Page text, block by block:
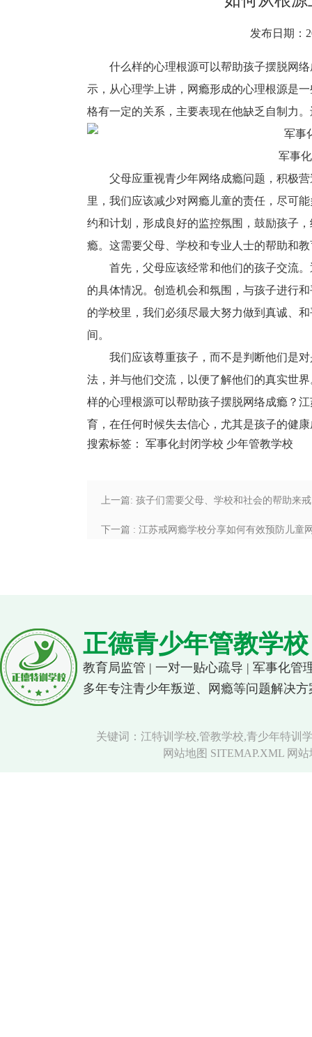
发布日期：
什么样的心理根源可以帮助孩子摆脱网
示，从心理学上讲，网瘾形成的心理根源是
格有一定的关系，主要表现在他缺乏自制力
军事
父母应重视青少年网络成瘾问题，积极
里，我们应该减少对网瘾儿童的责任，尽可
约和计划，形成良好的监控氛围，鼓励孩子
瘾。这需要父母、学校和专业人士的帮助和
首先，父母应该经常和他们的孩子交流
的具体情况。创造机会和氛围，与孩子进行
的学校里，我们必须尽最大努力做到真诚、
间。
我们应该尊重孩子，而不是判断他们是
法，并与他们交流，以便了解他们的真实世
样的心理根源可以帮助孩子摆脱网络成瘾？
育，在任何时候失去信心，尤其是孩子的健
搜索标签： 军事化封闭学校 少年管教学校
上一篇: 孩子们需要父母、学校和社会的帮助来
下一篇 : 江苏戒网瘾学校分享如何有效预防儿童
正德青少年管教学校
教育局监管 | 一对一贴心疏导 | 军事化管
多年专注青少年叛逆、网瘾等问题解决方
关键词：江特训学校,管教学校,青少年特训
网站地图 SITEMAP.XML 网